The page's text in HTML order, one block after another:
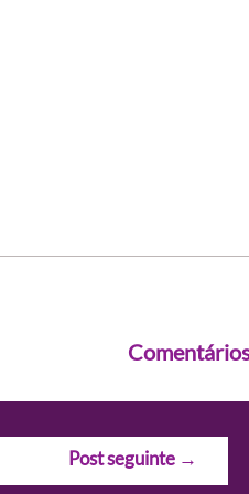
Post seguinte →